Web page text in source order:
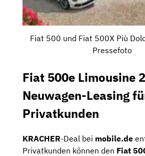
Fiat 500 und Fiat 500X Più
Pressefoto
Fiat 500e Limousine
Neuwagen-Leasing
Privatkunden
KRACHER-Deal bei mobile.de
Privatkunden können den Fiat